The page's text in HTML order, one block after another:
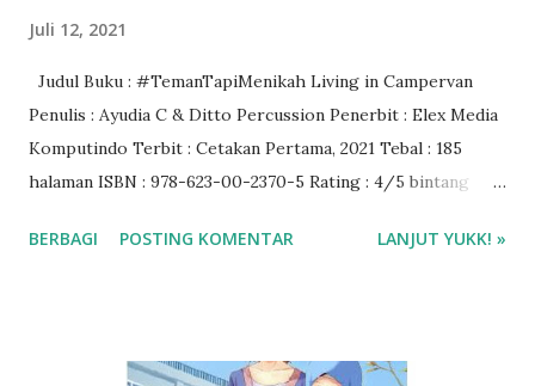
Juli 12, 2021
Judul Buku : #TemanTapiMenikah Living in Campervan
Penulis : Ayudia C & Ditto Percussion Penerbit : Elex Media
Komputindo Terbit : Cetakan Pertama, 2021 Tebal : 185
halaman ISBN : 978-623-00-2370-5 Rating : 4/5 bintang
Digital
BERBAGI POSTING KOMENTAR LANJUT YUKK! »